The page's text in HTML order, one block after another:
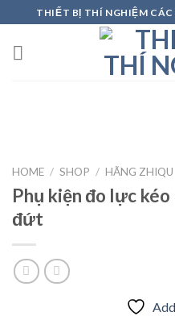
to
content
THIẾT BỊ THÍ NGHIỆM
HOME / SHOP / HÃNG ZHIQU
Phụ kiện đo lực
đứt